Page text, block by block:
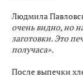
Людмила
очень видно, но
заготовки. Это
получаса».
После выпечки